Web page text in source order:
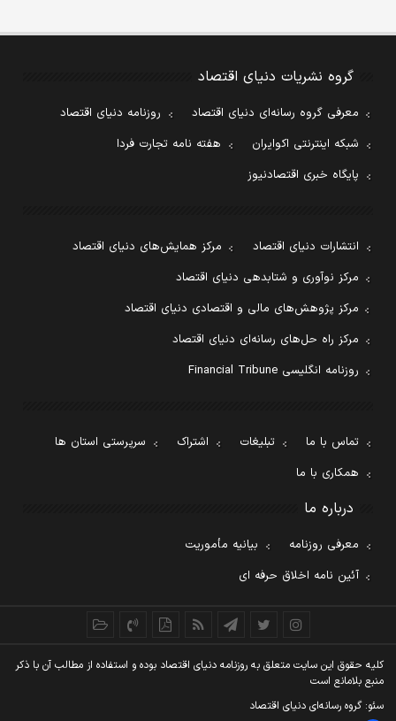
گروه نشریات دنیای اقتصاد
معرفی گروه رسانه‌ای دنیای اقتصاد
روزنامه دنیای اقتصاد
شبکه اینترنتی اکوایران
هفته نامه تجارت فردا
پایگاه خبری اقتصادنیوز
انتشارات دنیای اقتصاد
مرکز همایش‌های دنیای اقتصاد
مرکز نوآوری و شتابدهی دنیای اقتصاد
مرکز پژوهش‌های مالی و اقتصادی دنیای اقتصاد
مرکز راه حل‌های رسانه‌ای دنیای اقتصاد
روزنامه انگلیسی Financial Tribune
تماس با ما تبلیغات اشتراک
سرپرستی استان ها
همکاری با ما
درباره ما
معرفی روزنامه
بیانیه مأموریت
آئین نامه اخلاق حرفه ای
کليه حقوق اين سايت متعلق به روزنامه دنيای اقتصاد بوده و استفاده از مطالب آن با ذکر
منبع بلامانع است
سئو: گروه رسانه‌ای دنیای اقتصاد